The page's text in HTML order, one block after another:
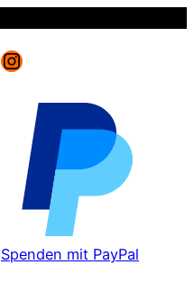
Instagram
Spenden mit PayPal